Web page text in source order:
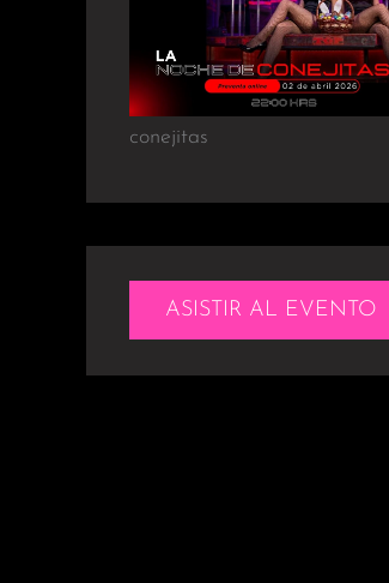
conejitas
ASISTIR AL EVENTO